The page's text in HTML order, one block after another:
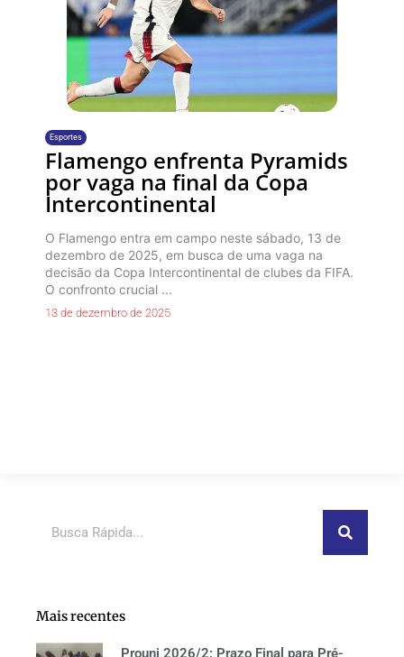
Esportes
Flamengo enfrenta Pyramids
por vaga na final da Copa
Intercontinental
O Flamengo entra em campo neste sábado, 13 de
dezembro de 2025, em busca de uma vaga na
decisão da Copa Intercontinental de clubes da FIFA.
O confronto crucial ...
13 de dezembro de 2025
Mais recentes
Prouni 2026/2: Prazo Final para Pré-